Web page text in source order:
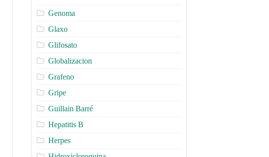
Genoma
Glaxo
Glifosato
Globalizacion
Grafeno
Gripe
Guillain Barré
Hepatitis B
Herpes